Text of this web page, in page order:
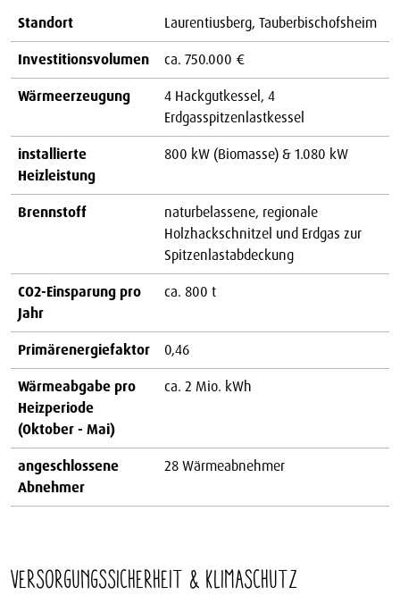
Standort
Laurentiusberg, Tauberbischofsheim
Investitionsvolumen
ca. 750.000 €
Wärmeerzeugung
4 Hackgutkessel, 4
Erdgasspitzenlastkessel
installierte
Heizleistung
800 kW (Biomasse) & 1.080 kW
Brennstoff
naturbelassene, regionale
Holzhackschnitzel und Erdgas zur
Spitzenlastabdeckung
CO2-Einsparung pro
Jahr
ca. 800 t
Primärenergiefaktor
0,46
Wärmeabgabe pro
Heizperiode
(Oktober - Mai)
ca. 2 Mio. kWh
angeschlossene
Abnehmer
28 Wärmeabnehmer
Versorgungssicherheit & Klimaschutz